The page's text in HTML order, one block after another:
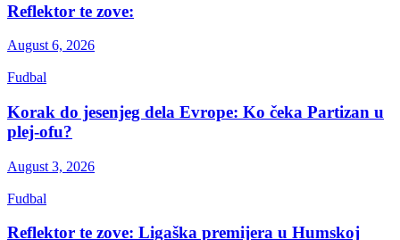
Reflektor te zove:
August 6, 2026
Fudbal
Korak do jesenjeg dela Evrope: Ko čeka Partizan u
plej-ofu?
August 3, 2026
Fudbal
Reflektor te zove: Ligaška premijera u Humskoj